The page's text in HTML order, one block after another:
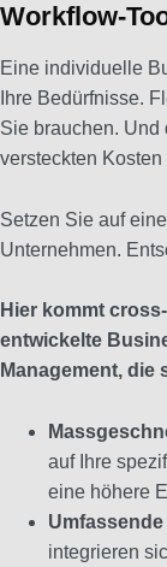
Workflow-
Eine individuelle
Ihre Bedürfnisse.
Sie brauchen. Und
versteckten
Setzen Sie auf
Unternehmen.
Hier kommt
entwickelte
Management, die
auf Ihre
eine höhere
integrieren